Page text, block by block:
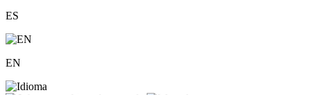
ES
EN